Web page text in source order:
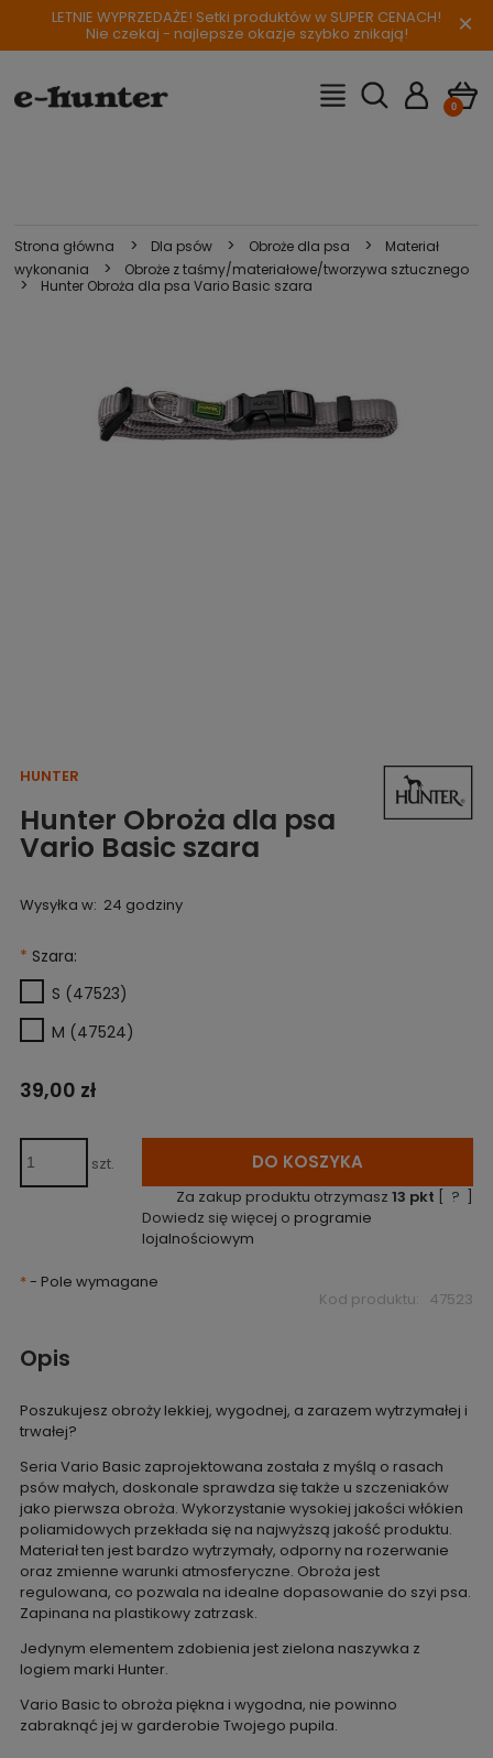
LETNIE WYPRZEDAŻE! Setki produktów w SUPER CENACH!
Nie czekaj - najlepsze okazje szybko znikają! ×
Strona główna > Dla psów > Obroże dla psa >
Materiał
wykonania
> Obroże z taśmy/materiałowe/tworzywa sztucznego
> Hunter Obroża dla psa Vario Basic szara
HUNTER
Hunter Obroża dla psa
Vario Basic szara
Wysyłka w: 24 godziny
* Szara:
S (47523)
M (47524)
39,00 zł
szt. DO KOSZYKA
Za zakup produktu otrzymasz13 pkt [ ? ]
Dowiedz się więcej o programie
lojalnościowym
*- Pole wymagane
Kod produktu: 47523
Opis
Poszukujesz obroży lekkiej, wygodnej, a zarazem wytrzymałej i
trwałej?
Seria Vario Basic zaprojektowana została z myślą o rasach
psów małych, doskonale sprawdza się także u szczeniaków
jako pierwsza obroża. Wykorzystanie wysokiej jakości włókien
poliamidowych przekłada się na najwyższą jakość produktu.
Materiał ten jest bardzo wytrzymały, odporny na rozerwanie
oraz zmienne warunki atmosferyczne. Obroża jest
regulowana, co pozwala na idealne dopasowanie do szyi psa.
Zapinana na plastikowy zatrzask.
Jedynym elementem zdobienia jest zielona naszywka z
logiem marki Hunter.
Vario Basic to obroża piękna i wygodna, nie powinno
zabraknąć jej w garderobie Twojego pupila.